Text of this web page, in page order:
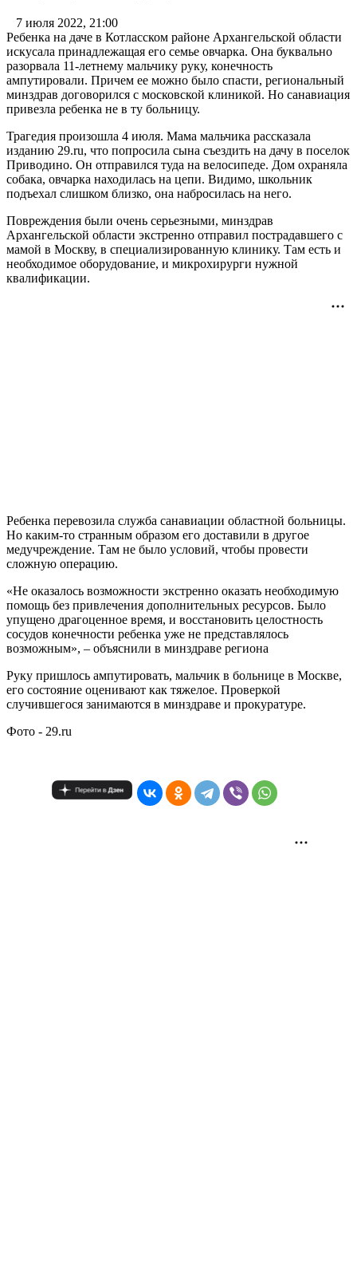
7 июля 2022, 21:00
Ребенка на даче в Котласском районе Архангельской области
искусала принадлежащая его семье овчарка. Она буквально
разорвала 11-летнему мальчику руку, конечность
ампутировали. Причем ее можно было спасти, региональный
минздрав договорился с московской клиникой. Но санавиация
привезла ребенка не в ту больницу.
Трагедия произошла 4 июля. Мама мальчика рассказала
изданию 29.ru, что попросила сына съездить на дачу в поселок
Приводино. Он отправился туда на велосипеде. Дом охраняла
собака, овчарка находилась на цепи. Видимо, школьник
подъехал слишком близко, она набросилась на него.
Повреждения были очень серьезными, минздрав
Архангельской области экстренно отправил пострадавшего с
мамой в Москву, в специализированную клинику. Там есть и
необходимое оборудование, и микрохирурги нужной
квалификации.
Ребенка перевозила служба санавиации областной больницы.
Но каким-то странным образом его доставили в другое
медучреждение. Там не было условий, чтобы провести
сложную операцию.
«Не оказалось возможности экстренно оказать необходимую
помощь без привлечения дополнительных ресурсов. Было
упущено драгоценное время, и восстановить целостность
сосудов конечности ребенка уже не представлялось
возможным», – объяснили в минздраве региона
Руку пришлось ампутировать, мальчик в больнице в Москве,
его состояние оценивают как тяжелое. Проверкой
случившегося занимаются в минздраве и прокуратуре.
Фото - 29.ru